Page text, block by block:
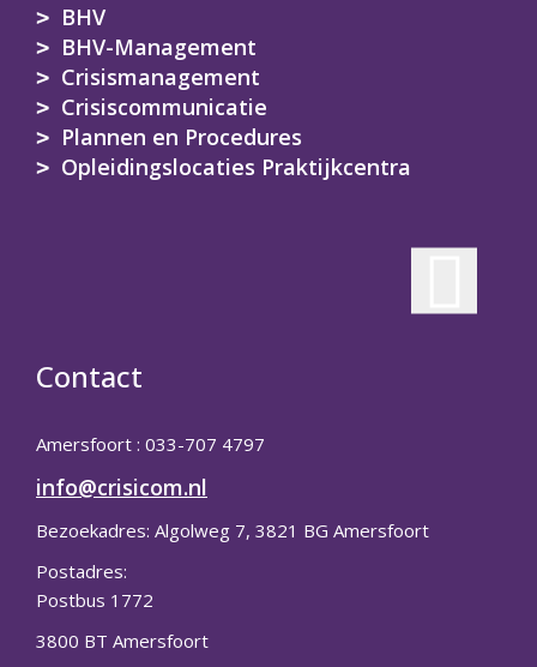
BHV
BHV-Management
Crisismanagement
Crisiscommunicatie
Plannen en Procedures
Opleidingslocaties Praktijkcentra
Contact
Amersfoort : 033-707 4797
info@crisicom.nl
Bezoekadres: Algolweg 7, 3821 BG Amersfoort
Postadres:
Postbus 1772
3800 BT Amersfoort